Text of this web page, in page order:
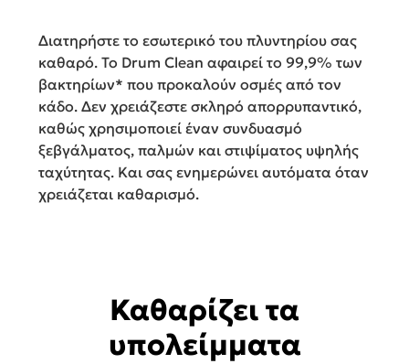
Διατηρήστε το εσωτερικό του πλυντηρίου σας
καθαρό. Το Drum Clean αφαιρεί το 99,9% των
βακτηρίων* που προκαλούν οσμές από τον
κάδο. Δεν χρειάζεστε σκληρό απορρυπαντικό,
καθώς χρησιμοποιεί έναν συνδυασμό
ξεβγάλματος, παλμών και στιψίματος υψηλής
ταχύτητας. Και σας ενημερώνει αυτόματα όταν
χρειάζεται καθαρισμό.
Καθαρίζει τα
υπολείμματα